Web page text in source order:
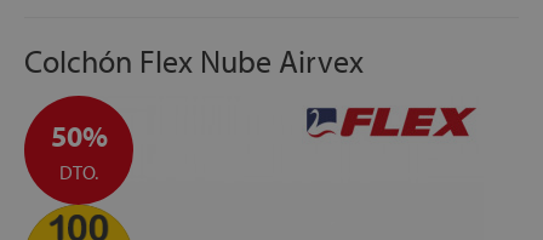
ALTURA:
+/- 30 cm
Colchón Flex Nube Airvex
50%
DTO.